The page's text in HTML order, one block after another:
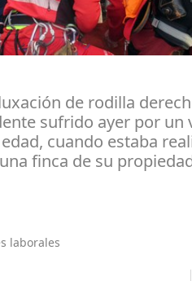
de rodilla
sufrido ayer por un
cuando estaba
finca de su
laborales